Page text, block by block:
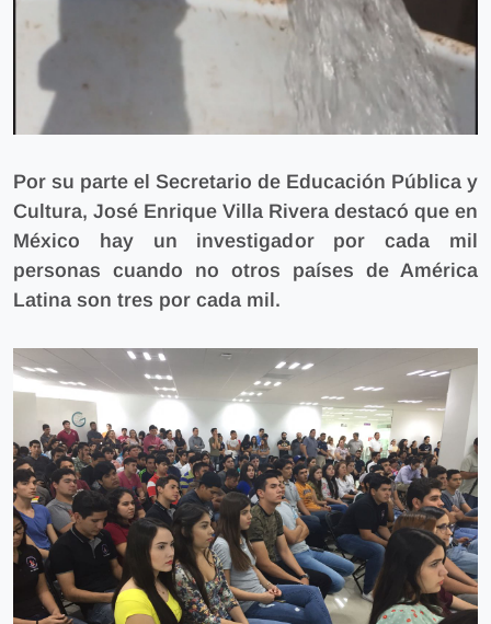
Por su parte el Secretario de Educación Pública y
Cultura, José Enrique Villa Rivera destacó que en
México hay un investigador por cada mil
personas cuando no otros países de América
Latina son tres por cada mil.